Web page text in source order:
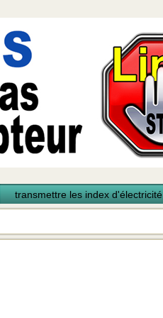
transmettre les index d'électricité